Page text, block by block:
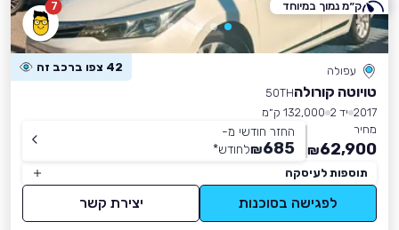
7
עפולה 42 צפו ברכב זה
טויוטה קורולה50TH
2017 יד 2
132,000 ק״מ
מחיר
62,900
₪
החזר חודשי מ-
685
₪לחודש*
תוספות לעיסקה
לפגישה בסוכנות יצירת קשר
ק״מ נמוך במיוחד